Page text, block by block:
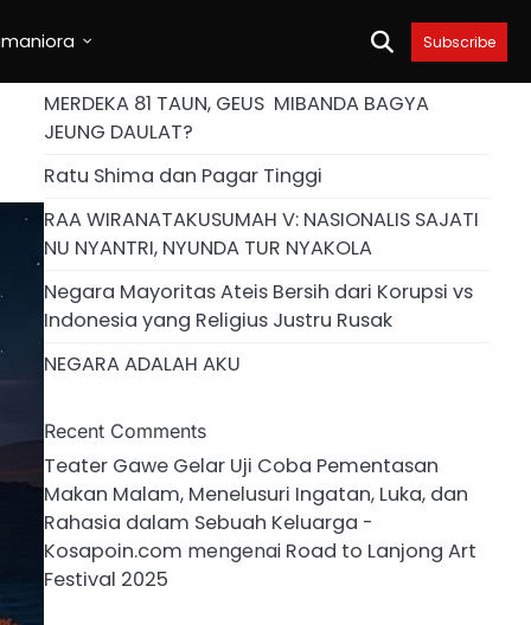
Subscribe
MERDEKA 81 TAUN, GEUS MIBANDA BAGYA
JEUNG DAULAT?
Ratu Shima dan Pagar Tinggi
RAA WIRANATAKUSUMAH V: NASIONALIS SAJATI
NU NYANTRI, NYUNDA TUR NYAKOLA
Negara Mayoritas Ateis Bersih dari Korupsi vs
Indonesia yang Religius Justru Rusak
NEGARA ADALAH AKU
Recent Comments
Teater Gawe Gelar Uji Coba Pementasan
Makan Malam, Menelusuri Ingatan, Luka, dan
Rahasia dalam Sebuah Keluarga -
Kosapoin.com mengenai Road to Lanjong Art
Festival 2025